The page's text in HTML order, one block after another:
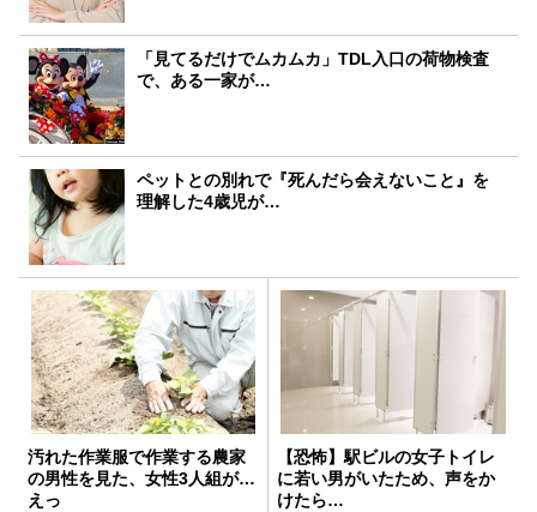
「見てるだけでムカムカ」TDL入口の荷物検査
で、ある一家が…
ペットとの別れで『死んだら会えないこと』を
理解した4歳児が…
汚れた作業服で作業する農家
の男性を見た、女性3人組が…
えっ
【恐怖】駅ビルの女子トイレ
に若い男がいたため、声をか
けたら…